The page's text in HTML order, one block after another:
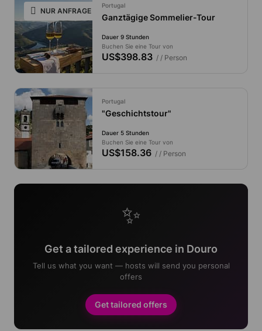
NUR ANFRAGE
Portugal
Ganztägige Sommelier-Tour
Dauer 9 Stunden
Buchen Sie eine Tour von
US$398.83/ / Person
Portugal
"Geschichtstour"
Dauer 5 Stunden
Buchen Sie eine Tour von
US$158.36/ / Person
✨
Get a tailored experience in Douro
Tell us what you want — hosts will send you personal
offers
Get tailored offers